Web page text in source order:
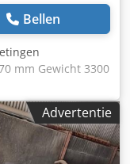
Bellen
mm Gewicht 3300
aszaag
10 mm /
snijhoogte 45
werkbreedte 300
- min.
Advertentie